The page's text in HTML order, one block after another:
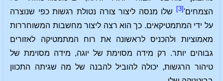
הצמחים'[3]
שלו מנסה ליצור צורה נטולת רגשות כפי שנוצרה
על ידי המתמטיקאים. כך הוא רצה ליצור מחשבות המשוחררות
מאמוציות ולהכניס לראשונה את רוח המתמטיקה לאזורים
גבוהים יותר. רק מידה מסוימת של יוגה, מידה מסוימת של
טיהור הרגשות, יכולה להוביל להבנה של מה שגיתה התכוון